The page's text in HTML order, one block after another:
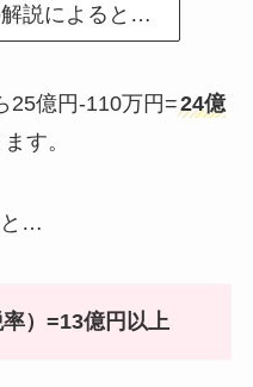
解説によると…
25億円-110万円=24億
す。
と…
）=13億円以上